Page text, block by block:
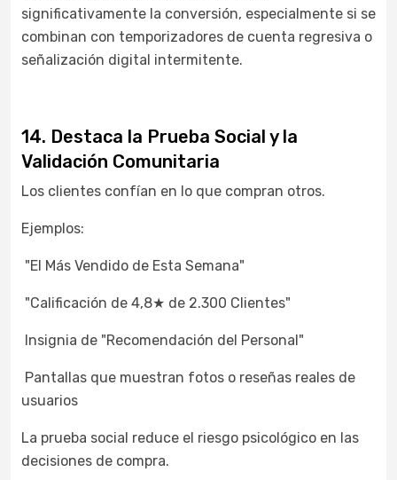
significativamente la conversión, especialmente si se
combinan con temporizadores de cuenta regresiva o
señalización digital intermitente.
14. Destaca la Prueba Social y la
Validación Comunitaria
Los clientes confían en lo que compran otros.
Ejemplos:
"El Más Vendido de Esta Semana"
"Calificación de 4,8★ de 2.300 Clientes"
Insignia de "Recomendación del Personal"
Pantallas que muestran fotos o reseñas reales de
usuarios
La prueba social reduce el riesgo psicológico en las
decisiones de compra.